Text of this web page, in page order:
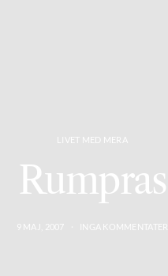
LIVET MED MERA
Rumpras
9 MAJ, 2007 INGA KOMMENTATER